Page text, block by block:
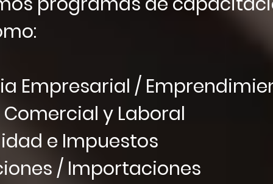
Empresarial /
y Laboral
e Impuestos
/ Importaciones